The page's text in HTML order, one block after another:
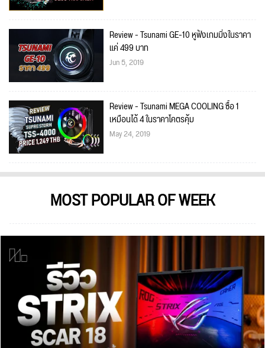
Review - Tsunami GE-10 หูฟังเกมมิ่งในราคา
แค่ 499 บาท
Jun 5, 2019
Review - Tsunami MEGA COOLING ซื้อ 1
เหมือนได้ 4 ในราคาโคตรคุ้ม
May 24, 2019
MOST POPULAR OF WEEK